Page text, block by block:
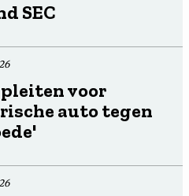
SEC
voor
auto tegen